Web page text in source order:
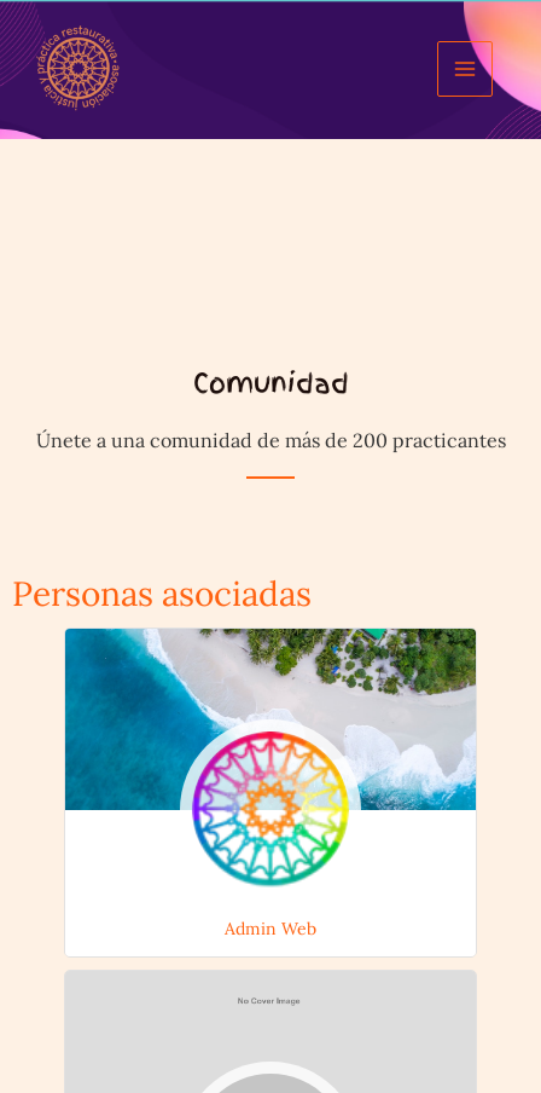
Ir
al
contenido
Main
Menu
Comunidad
Únete a una comunidad de más de 200 practicantes
Personas asociadas
Admin Web